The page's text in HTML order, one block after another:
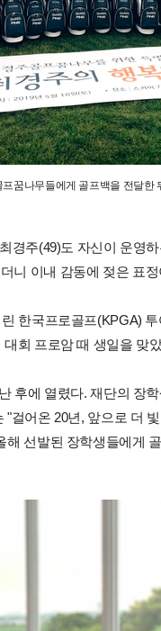
꿈나무들에게 골프백을 전달한
경주(49)도 자신이 운영
니 이내 감동에 젖은 표
한국프로골프(KPGA)
회 프로암 때 생일을 맞
후에 열렸다. 재단의 장
걸어온 20년, 앞으로 더
선발된 장학생들에게